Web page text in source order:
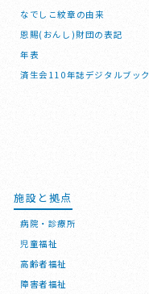
なでしこ紋章の由来
恩賜(おんし)財団の表記
年表
済生会110年誌デジタルブック
施設と拠点
病院・診療所
児童福祉
高齢者福祉
障害者福祉